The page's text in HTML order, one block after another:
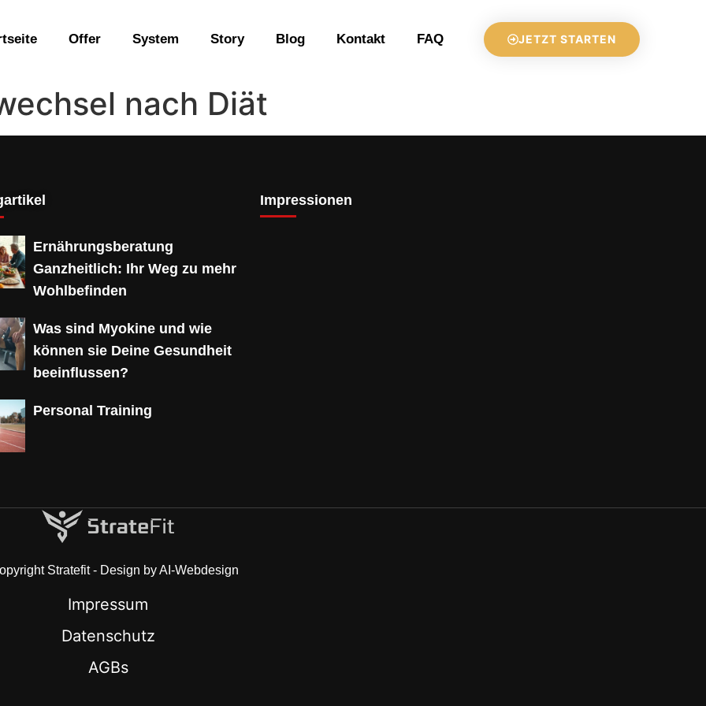
Offer System Story Blog Kontakt FAQ JETZT STARTEN
nach Diät
Ernährungsberatung
Ganzheitlich: Ihr Weg zu mehr
Wohlbefinden
Was sind Myokine und wie
können sie Deine Gesundheit
beeinflussen?
Personal Training
Impressionen
Stratefit - Design by AI-Webdesign
Impressum
Datenschutz
AGBs